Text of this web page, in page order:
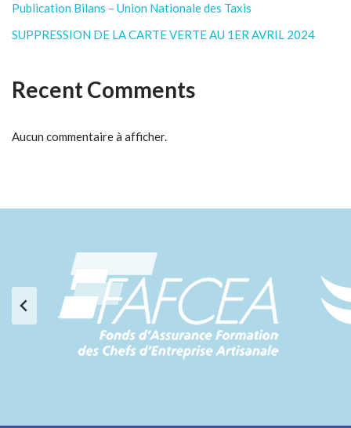
Publication Bilans – Union Nationale des Taxis
SUPPRESSION DE LA CARTE VERTE AU 1ER AVRIL 2024
Recent Comments
Aucun commentaire à afficher.